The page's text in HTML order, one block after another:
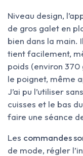
Niveau design,
de gros galet en
bien dans la main.
tient facilement,
poids (environ 370
le poignet, même
J’ai pu l’utiliser
cuisses et le bas
faire une séance
Les commandes
de mode, régler